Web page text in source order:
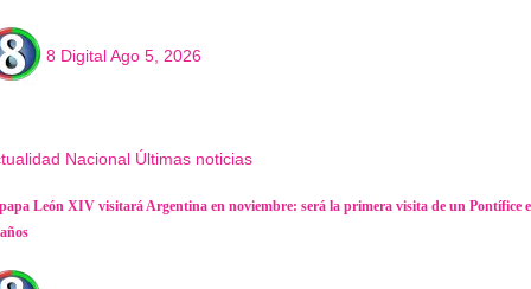
8 DigitalAgo 5, 2026
Nacional Últimas noticias
León XIV visitará Argentina en noviembre: será la primera visita de un Pontífice